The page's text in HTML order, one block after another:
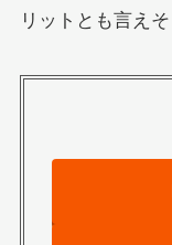
リットとも言えそ